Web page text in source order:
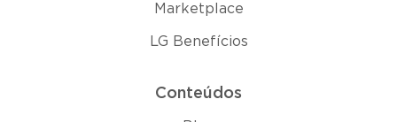
Marketplace
LG Benefícios
Conteúdos